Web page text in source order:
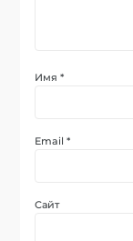
Имя*
Email*
Сайт